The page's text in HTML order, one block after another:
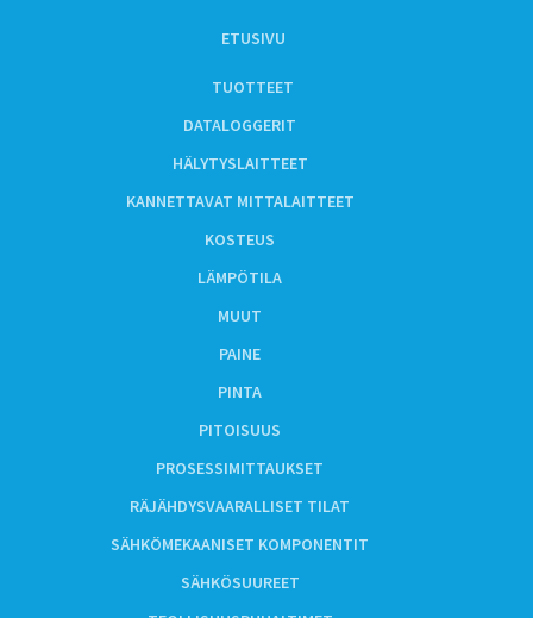
ETUSIVU
TUOTTEET
DATALOGGERIT
HÄLYTYSLAITTEET
KANNETTAVAT MITTALAITTEET
KOSTEUS
LÄMPÖTILA
MUUT
PAINE
PINTA
PITOISUUS
PROSESSIMITTAUKSET
RÄJÄHDYSVAARALLISET TILAT
SÄHKÖMEKAANISET KOMPONENTIT
SÄHKÖSUUREET